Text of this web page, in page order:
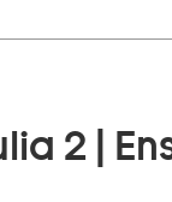
2 |